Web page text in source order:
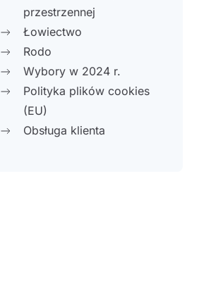
przestrzennej
Łowiectwo
Rodo
Wybory w 2024 r.
Polityka plików cookies
(EU)
Obsługa klienta